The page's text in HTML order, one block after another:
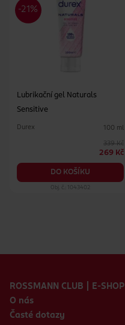
Lubrikační gel Naturals
Sensitive
Durex 100 ml
339 Kč
269 Kč
DO KOŠÍKU
Obj. č.: 1043402
ROSSMANN CLUB | E-SHOP
O nás
Časté dotazy